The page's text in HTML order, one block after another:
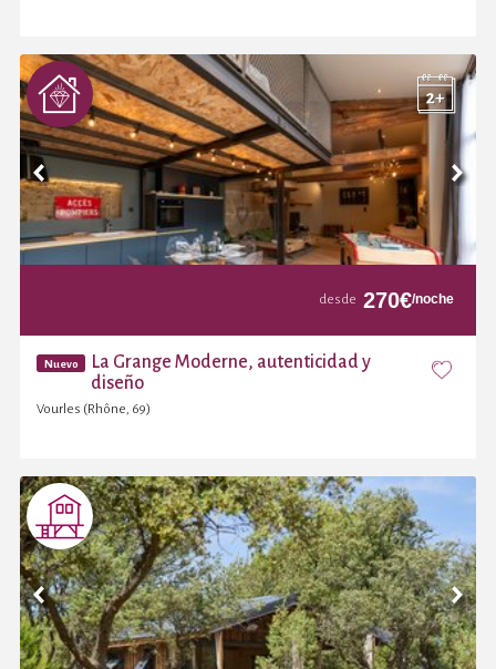
desde 270€/noche
Nuevo
La Grange Moderne, autenticidad y
diseño
Vourles (Rhône, 69)